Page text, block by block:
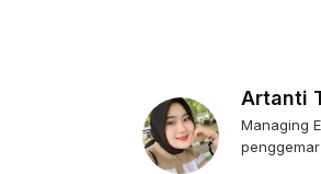
Artanti
Managing